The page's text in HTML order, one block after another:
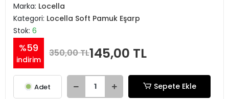
Marka: Locella
Kategori: Locella Soft Pamuk Eşarp
Stok: 6
%59
indirim
350,00 TL145,00 TL
Adet Sepete Ekle